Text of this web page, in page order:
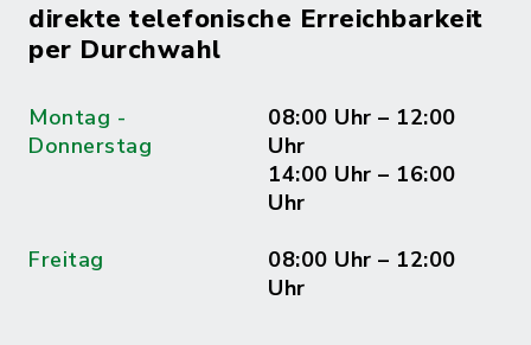
direkte telefonische Erreichbarkeit
per Durchwahl
Montag -
Donnerstag
08:00 Uhr – 12:00
Uhr
14:00 Uhr – 16:00
Uhr
Freitag
08:00 Uhr – 12:00
Uhr